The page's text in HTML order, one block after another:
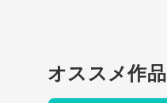
オススメ作品